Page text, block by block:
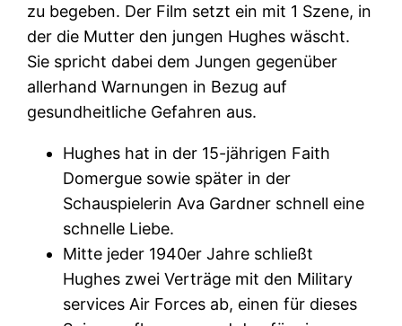
zu begeben. Der Film setzt ein mit 1 Szene, in
der die Mutter den jungen Hughes wäscht.
Sie spricht dabei dem Jungen gegenüber
allerhand Warnungen in Bezug auf
gesundheitliche Gefahren aus.
Hughes hat in der 15-jährigen Faith
Domergue sowie später in der
Schauspielerin Ava Gardner schnell eine
schnelle Liebe.
Mitte jeder 1940er Jahre schließt
Hughes zwei Verträge mit den Military
services Air Forces ab, einen für dieses